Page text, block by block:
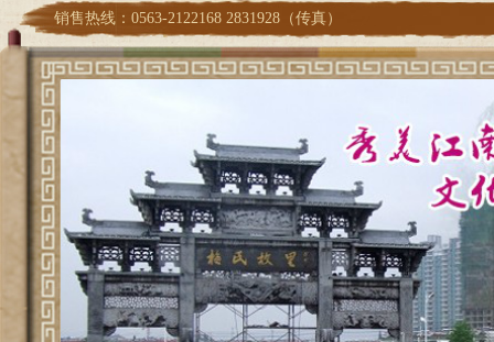
销售热线：0563-2122168 2831928（传真）